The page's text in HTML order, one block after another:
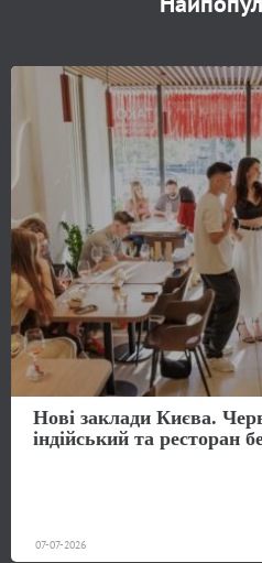
Нові заклади Києва.
індійський та ресторан
07-07-2026